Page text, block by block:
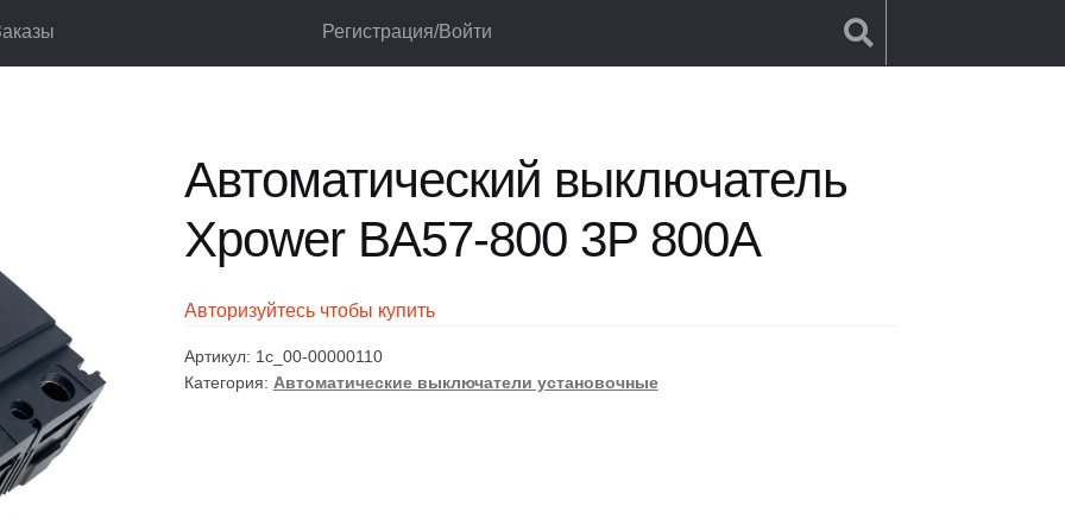
Регистрация/Войти
Автоматические выключатели установочные Автоматический выключатель Xpower ВА57-800 3P 800A
Автоматический выключатель
Xpower ВА57-800 3P 800A
Авторизуйтесь чтобы купить
Артикул: 1c_00-00000110
Категория: Автоматические выключатели установочные